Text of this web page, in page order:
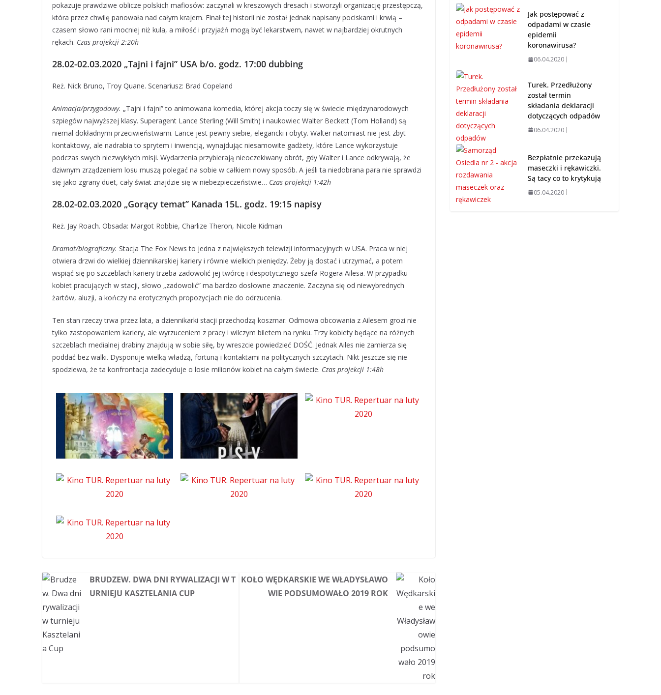
pokazuje prawdziwe oblicze polskich mafiosów: zaczynali w kreszowych dresach i stworzyli organizację przestępczą,
która przez chwilę panowała nad całym krajem. Finał tej historii nie został jednak napisany pociskami i krwią –
czasem słowo rani mocniej niż kula, a miłość i przyjaźń mogą być lekarstwem, nawet w najbardziej okrutnych
rękach. Czas projekcji 2:20h
28.02-02.03.2020 „Tajni i fajni” USA b/o. godz. 17:00 dubbing
Reż. Nick Bruno, Troy Quane. Scenariusz: Brad Copeland
Animacja/przygodowy. „Tajni i fajni” to animowana komedia, której akcja toczy się w świecie międzynarodowych
szpiegów najwyższej klasy. Superagent Lance Sterling (Will Smith) i naukowiec Walter Beckett (Tom Holland) są
niemal dokładnymi przeciwieństwami. Lance jest pewny siebie, elegancki i obyty. Walter natomiast nie jest zbyt
kontaktowy, ale nadrabia to sprytem i inwencją, wynajdując niesamowite gadżety, które Lance wykorzystuje
podczas swych niezwykłych misji. Wydarzenia przybierają nieoczekiwany obrót, gdy Walter i Lance odkrywają, że
dziwnym zrządzeniem losu muszą polegać na sobie w całkiem nowy sposób. A jeśli ta niedobrana para nie sprawdzi
się jako zgrany duet, cały świat znajdzie się w niebezpieczeństwie… Czas projekcji 1:42h
28.02-02.03.2020 „Gorący temat” Kanada 15L. godz. 19:15 napisy
Reż. Jay Roach. Obsada: Margot Robbie, Charlize Theron, Nicole Kidman
Dramat/biograficzny. Stacja The Fox News to jedna z największych telewizji informacyjnych w USA. Praca w niej
otwiera drzwi do wielkiej dziennikarskiej kariery i równie wielkich pieniędzy. Żeby ją dostać i utrzymać, a potem
wspiąć się po szczeblach kariery trzeba zadowolić jej twórcę i despotycznego szefa Rogera Ailesa. W przypadku
kobiet pracujących w stacji, słowo „zadowolić” ma bardzo dosłowne znaczenie. Zaczyna się od niewybrednych
żartów, aluzji, a kończy na erotycznych propozycjach nie do odrzucenia.
Ten stan rzeczy trwa przez lata, a dziennikarki stacji przechodzą koszmar. Odmowa obcowania z Ailesem grozi nie
tylko zastopowaniem kariery, ale wyrzuceniem z pracy i wilczym biletem na rynku. Trzy kobiety będące na różnych
szczeblach medialnej drabiny znajdują w sobie siłę, by wreszcie powiedzieć DOŚĆ. Jednak Ailes nie zamierza się
poddać bez walki. Dysponuje wielką władzą, fortuną i kontaktami na politycznych szczytach. Nikt jeszcze się nie
spodziewa, że ta konfrontacja zadecyduje o losie milionów kobiet na całym świecie. Czas projekcji 1:48h
BRUDZEW. DWA DNI RYWALIZACJI W T
URNIEJU KASZTELANIA CUP
KOŁO WĘDKARSKIE WE WŁADYSŁAWO
WIE PODSUMOWAŁO 2019 ROK
Jak postępować z
odpadami w czasie
epidemii
koronawirusa?
06.04.2020
Turek. Przedłużony
został termin
składania deklaracji
dotyczących odpadów
06.04.2020
Bezpłatnie przekazują
maseczki i rękawiczki.
Są tacy co to krytykują
05.04.2020